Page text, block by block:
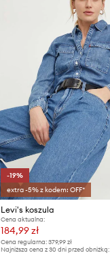
-19%
extra -5% z kodem: OFF*
Levi's koszula
Cena aktualna:
184,99 zł
Cena regularna:379,99 zł
Najniższa cena z 30 dni przed obniżką: